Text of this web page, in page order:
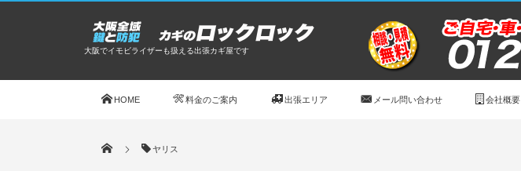
大阪でイモビライザーも扱える出張カギ屋です
HOME 料金のご案内 出張エリア メール問い合わせ 会社概要
ヤリス